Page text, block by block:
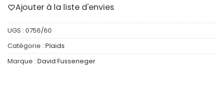
Ajouter à la liste d'envies
UGS : 0756/60
Catégorie : Plaids
Marque : David Fusseneger